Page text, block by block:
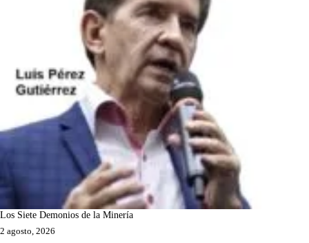
Los Siete Demonios de la Minería
2 agosto, 2026